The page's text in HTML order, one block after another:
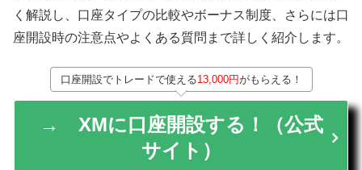
く解説し、口座タイプの比較やボーナス制度、さらには口
座開設時の注意点やよくある質問まで詳しく紹介します。
口座開設でトレードで使える13,000円がもらえる！
→ XMに口座開設する！（公式
サイト）